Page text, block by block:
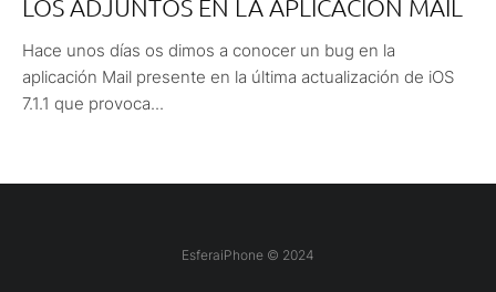
LOS ADJUNTOS EN LA APLICACIÓN MAIL
Hace unos días os dimos a conocer un bug en la
aplicación Mail presente en la última actualización de iOS
7.1.1 que provoca...
EsferaiPhone © 2024